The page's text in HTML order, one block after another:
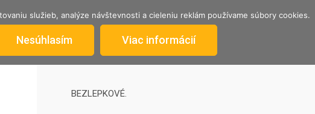
PONUKA STRATILI SA
BEZLEPKOVÉ.
služieb, analýze návštevnosti a cieleniu reklám používame súbory cookies.
Nesúhlasím Viac informácií